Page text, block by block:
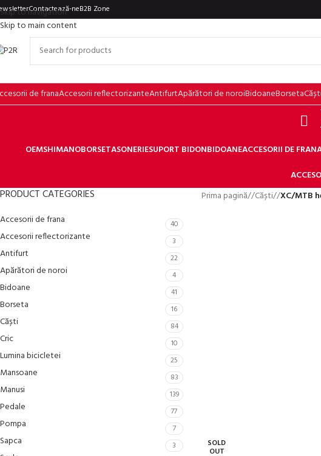
Skip to navigation
Skip to main content
Contactează-neB2B Zone
de franaAccesorii reflectorizanteAntifurtApărători de noroiBidoaneBorseta
OEMSHIMANOBORSETASONERIESUPORT BIDONBIDOANEACCESORII DE
PRODUCT CATEGORIES
Accesorii de frana 40
Accesorii reflectorizante 3
Antifurt 22
Apărători de noroi 4
Bidoane 41
Borseta 16
Căști 84
Cric 10
Lumina bicicletei 25
Mansoane 83
Manusi 139
Pedale 77
Pompa 7
Sapca 3
Prima pagină/ Căști/ XC/MTB
SOLD
OUT